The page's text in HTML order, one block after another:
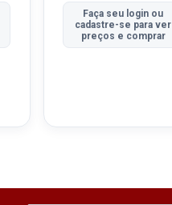
Faça seu login ou
cadastre-se para ver
preços e comprar